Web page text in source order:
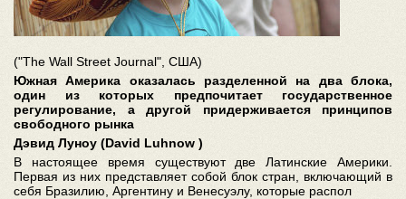
("The Wall Street Journal", США)
Южная Америка оказалась разделенной на два блока,
один из которых предпочитает государственное
регулирование, а другой придерживается принципов
свободного рынка
Дэвид Луноу (David Luhnow )
В настоящее время существуют две Латинские Америки.
Первая из них представляет собой блок стран, включающий в
себя Бразилию, Аргентину и Венесуэлу, которые распол